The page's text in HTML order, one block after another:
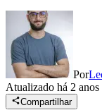
Por
Atualizado há 2 anos
Compartilhar